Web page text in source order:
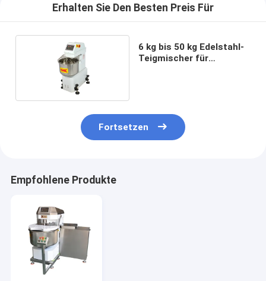
Erhalten Sie Den Besten Preis Für
6 kg bis 50 kg Edelstahl-
Teigmischer für
Fortsetzen
Empfohlene Produkte